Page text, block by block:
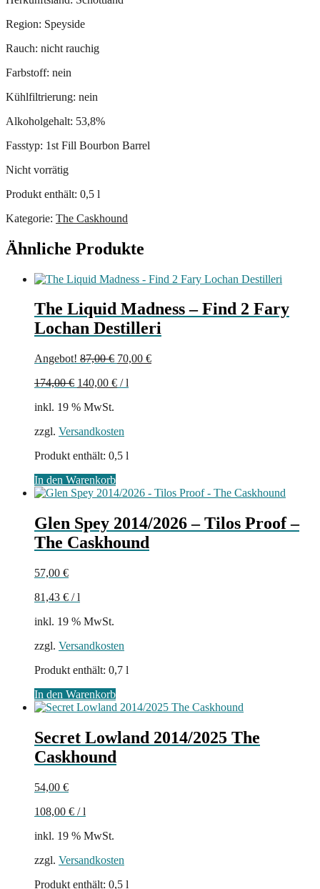
Region: Speyside
Rauch: nicht rauchig
Farbstoff: nein
Kühlfiltrierung: nein
Alkoholgehalt: 53,8%
Fasstyp: 1st Fill Bourbon Barrel
Nicht vorrätig
Produkt enthält: 0,5 l
Kategorie: The Caskhound
Ähnliche Produkte
The Liquid Madness – Find 2 Fary
Lochan Destilleri
Angebot! 87,00€ Ursprünglicher
war:
70,00 €Aktueller
174,00€ 140,00 € /l
inkl. 19 % MwSt.
zzgl. Versandkosten
Produkt enthält: 0,5 l
In den Warenkorb
Glen Spey 2014/2026 – Tilos Proof –
The Caskhound
57,00 €
81,43 € /l
inkl. 19 % MwSt.
zzgl. Versandkosten
Produkt enthält: 0,7 l
In den Warenkorb
Secret Lowland 2014/2025 The
Caskhound
54,00 €
108,00 € /l
inkl. 19 % MwSt.
zzgl. Versandkosten
Produkt enthält: 0,5 l